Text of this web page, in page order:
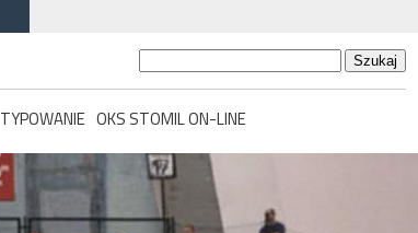
TYPOWANIE OKS STOMIL ON-LINE